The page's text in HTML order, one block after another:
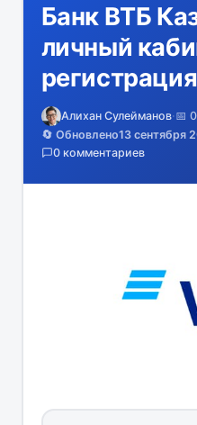
Банк ВТБ
личный
регистрация
Алихан Сулейманов·📅
🔄 Обновлено13 сентября
0 комментариев